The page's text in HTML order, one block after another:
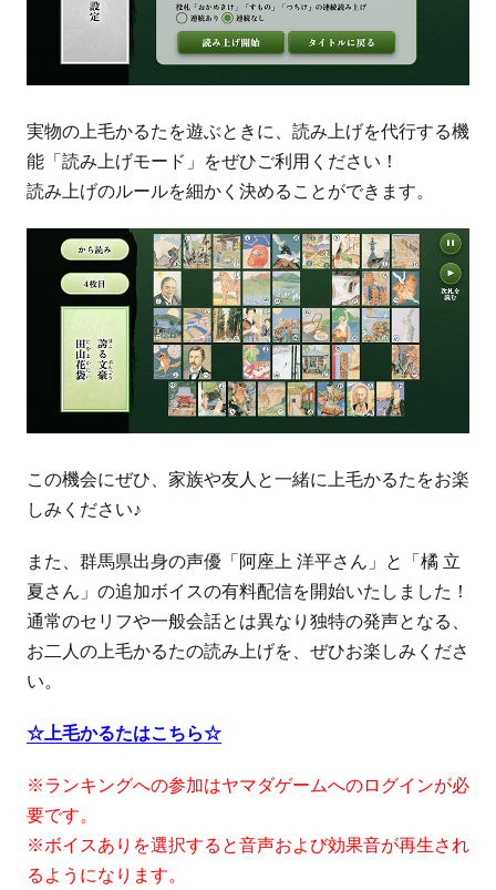
実物の上毛かるたを遊ぶときに、読み上げを代行する機
能「読み上げモード」をぜひご利用ください！
読み上げのルールを細かく決めることができます。
この機会にぜひ、家族や友人と一緒に上毛かるたをお楽
しみください♪
また、群馬県出身の声優「阿座上 洋平さん」と「橘 立
夏さん」の追加ボイスの有料配信を開始いたしました！
通常のセリフや一般会話とは異なり独特の発声となる、
お二人の上毛かるたの読み上げを、ぜひお楽しみくださ
い。
☆上毛かるたはこちら☆
※ランキングへの参加はヤマダゲームへのログインが必
要です。
※ボイスありを選択すると音声および効果音が再生され
るようになります。